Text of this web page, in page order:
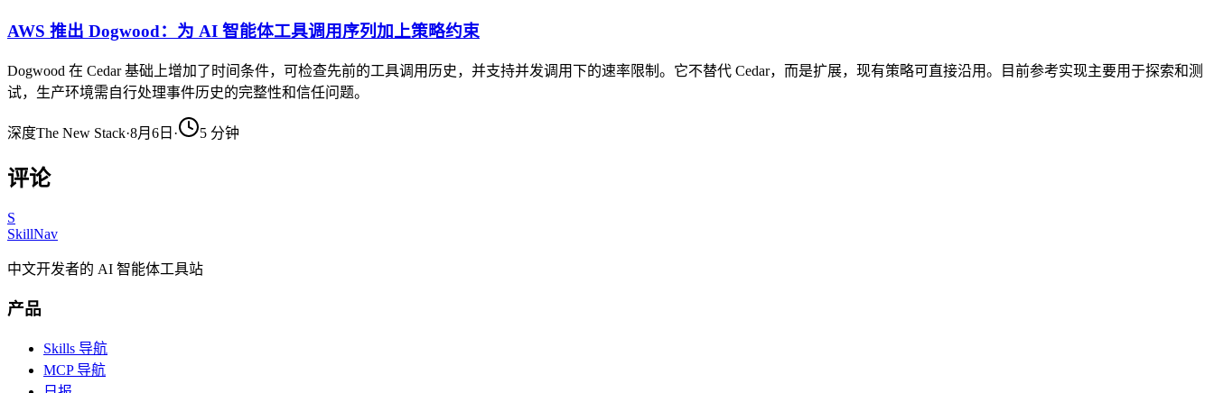
AWS 推出 Dogwood：为 AI 智能体工具调用序列加上策略约束
Dogwood 在 Cedar 基础上增加了时间条件，可检查先前的工具调用历史，并支持并发调用下的速率限制。它不替代 Cedar，而是扩展，现有策略可直接沿用。目前参考实现主要用于探索和测
试，生产环境需自行处理事件历史的完整性和信任问题。
深度The New Stack·8月6日 · 5 分钟
评论
S
SkillNav
中文开发者的 AI 智能体工具站
产品
Skills 导航
MCP 导航